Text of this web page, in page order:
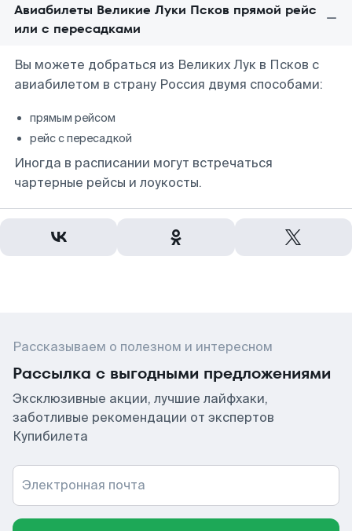
Авиабилеты Великие Луки Псков прямой рейс
или с пересадками
Вы можете добраться из Великих Лук в Псков с
авиабилетом в страну Россия двумя способами:
прямым рейсом
рейс с пересадкой
Иногда в расписании могут встречаться
чартерные рейсы и лоукосты.
Рассказываем о полезном и интересном
Рассылка с выгодными предложениями
Эксклюзивные акции, лучшие лайфхаки,
заботливые рекомендации от экспертов
Купибилета
Электронная почта